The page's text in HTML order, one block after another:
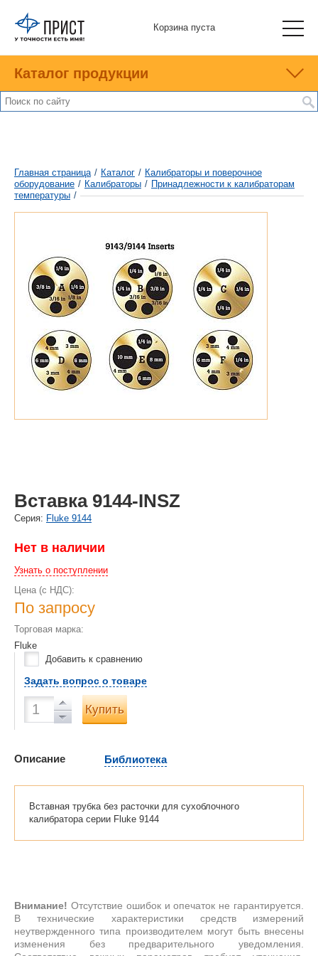
Корзина пуста
Каталог продукции
Главная страница / Каталог / Калибраторы и поверочное
оборудование / Калибраторы / Принадлежности к калибраторам
температуры /
Вставка 9144-INSZ
Cерия: Fluke 9144
Нет в наличии
Узнать о поступлении
Цена (с НДС):
По запросу
Торговая марка:
Fluke
Добавить к сравнению
Задать вопрос о товаре
Купить
Описание Библиотека
Вставная трубка без расточки для сухоблочного
калибратора серии Fluke 9144
Внимание! Отсутствие ошибок и опечаток не гарантируется.
В технические характеристики средств измерений
неутвержденного типа производителем могут быть внесены
изменения без предварительного уведомления.